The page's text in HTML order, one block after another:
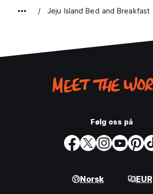
Jeju Island Bed and Breakfast
Følg oss på
Norsk EUR